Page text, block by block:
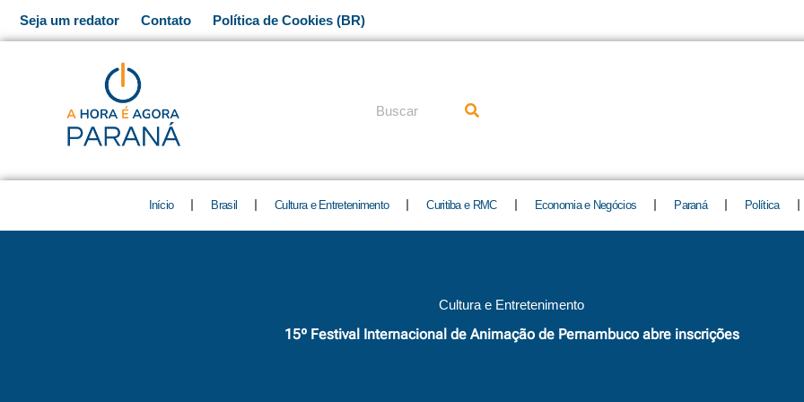
para
Seja um redator Contato Política de Cookies (BR)
Pesquisar
Início Brasil Cultura e Entretenimento Curitiba e RMC Economia e Negócios Paraná Política
Cultura e Entretenimento
15º Festival Internacional de Animação de Pernambuco abre inscrições